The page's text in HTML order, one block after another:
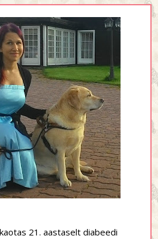
21. aastaselt diabeedi